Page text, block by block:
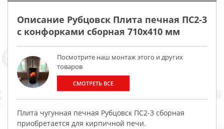
Описание Рубцовск Плита печная ПС2-3
с конфорками сборная 710х410 мм
Посмотрите наш монтаж этого и других
товаров
СМОТРЕТЬ ВСЕ
Плита чугунная печная Рубцовск ПС2-3 сборная
приобретается для кирпичной печи.